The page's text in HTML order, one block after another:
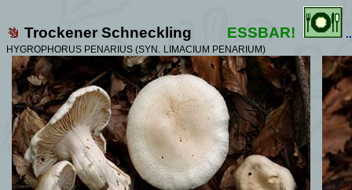
Trockener Schneckling ESSBAR!
HYGROPHORUS PENARIUS (SYN. LIMACIUM PENARIUM)